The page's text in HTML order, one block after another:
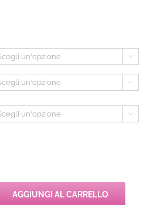



AGGIUNGI AL CARRELLO